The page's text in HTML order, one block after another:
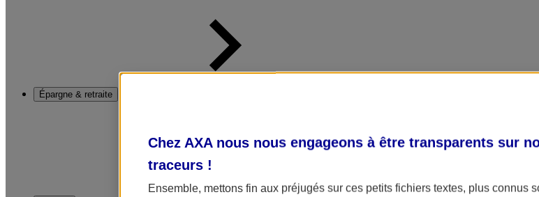
Épargne & retraite
Chez AXA nous nous engageons à être transparents sur
traceurs !
Ensemble, mettons fin aux préjugés sur ces petits fichiers textes, plus connus